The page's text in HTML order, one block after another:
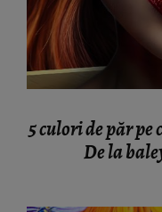
5 culori de păr pe
De la